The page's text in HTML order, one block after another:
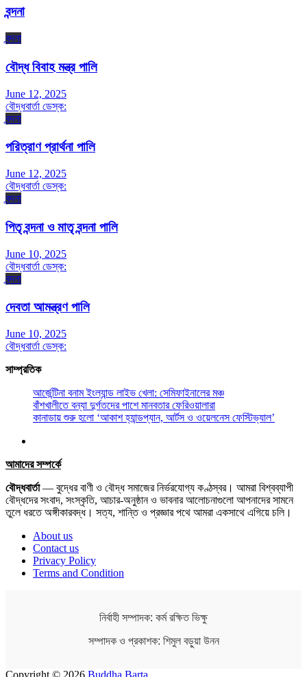
বন্দনা
বন্দনা
বৌদ্ধ বিবাহ মন্ত্র পালি
June 12, 2025
বৌদ্ধবার্তা ডেস্ক:
বন্দনা
পরিত্রাণ প্রার্থনা পালি
June 12, 2025
বৌদ্ধবার্তা ডেস্ক:
বন্দনা
পিতৃ বন্দনা ও মাতৃ বন্দনা পালি
June 10, 2025
বৌদ্ধবার্তা ডেস্ক:
বন্দনা
দেবতা আমন্ত্রণ পালি
June 10, 2025
বৌদ্ধবার্তা ডেস্ক:
সাম্প্রতিক
আর্জেন্টিনা বনাম ইংল্যান্ড লাইভ খেলা: সেমিফাইনালের মঞ্চ
বাঁশখালীতে বন্যা দুর্গতদের পাশে মানবতার ফেরিওয়ালারা
কানাডায় শুরু হলো ‘আকাশ হ্যান্ডপ্যান, আর্টস ও ওয়েলনেস ফেস্টিভ্যাল’
আমাদের সম্পর্কে
বৌদ্ধবার্তা— বুদ্ধের বাণী ও বৌদ্ধ সমাজের নির্ভরযোগ্য কণ্ঠস্বর। আমরা বিশ্বব্যাপী
বৌদ্ধদের সংবাদ, সংস্কৃতি, আচার-অনুষ্ঠান ও ভাবনার আলোচনাগুলো আপনাদের সামনে
তুলে ধরতে অঙ্গীকারবদ্ধ। সত্য, শান্তি ও প্রজ্ঞার পথে আমরা একসাথে এগিয়ে চলি।
About us
Contact us
Privacy Policy
Terms and Condition
নির্বাহী সম্পাদক: কর্ম রক্ষিত ভিক্ষু
সম্পাদক ও প্রকাশক: শিমুল বড়ুয়া উনন
Copyright © 2026 Buddha Barta